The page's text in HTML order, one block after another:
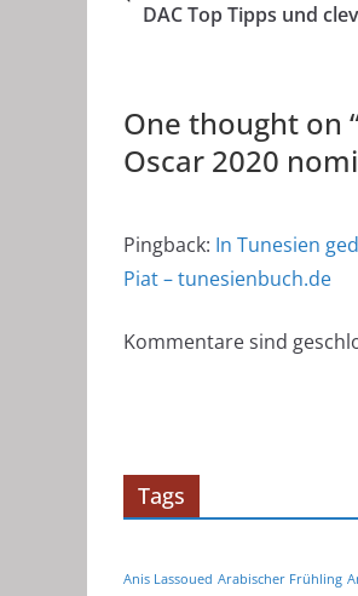
DAC Top Tipps und
One thought on
Oscar 2020
Pingback: In Tunesien
Piat – tunesienbuch.de
Kommentare sind
Tags
Anis Lassoued Arabischer Frühling